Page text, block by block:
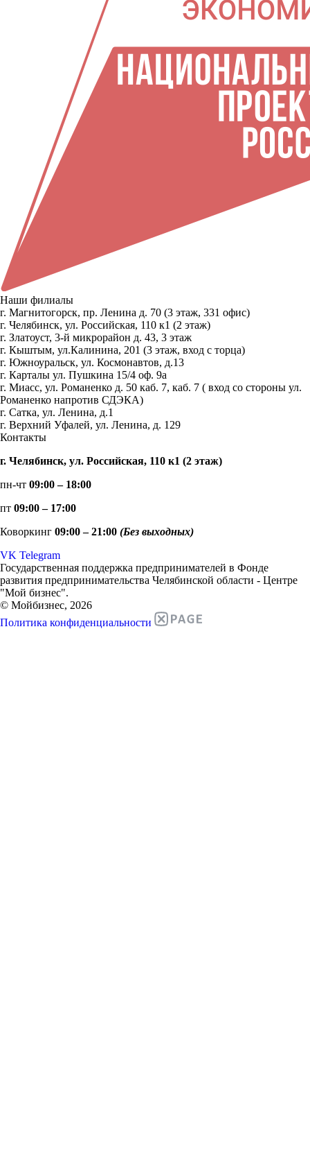
Наши филиалы
г. Магнитогорск, пр. Ленина д. 70 (3 этаж, 331 офис)
г. Челябинск, ул. Российская, 110 к1 (2 этаж)
г. Златоуст, 3-й микрорайон д. 43, 3 этаж
г. Кыштым, ул.Калинина, 201 (3 этаж, вход с торца)
г. Южноуральск, ул. Космонавтов, д.13
г. Карталы ул. Пушкина 15/4 оф. 9а
г. Миасс, ул. Романенко д. 50 каб. 7, каб. 7 ( вход со стороны ул.
Романенко напротив СДЭКА)
г. Сатка, ул. Ленина, д.1
г. Верхний Уфалей, ул. Ленина, д. 129
Контакты
г. Челябинск, ул. Российская, 110 к1 (2 этаж)
пн-чт 09:00 – 18:00
пт 09:00 – 17:00
Коворкинг 09:00 – 21:00 (Без выходных)
VK Telegram
Государственная поддержка предпринимателей в Фонде
развития предпринимательства Челябинской области - Центре
"Мой бизнес".
© Мойбизнес, 2026
Политика конфиденциальности